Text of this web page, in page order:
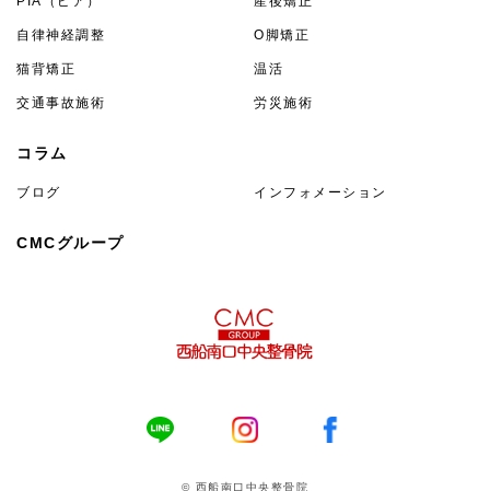
自律神経調整 O脚矯正
猫背矯正 温活
交通事故施術 労災施術
コラム
ブログ インフォメーション
CMCグループ
© 西船南口中央整骨院